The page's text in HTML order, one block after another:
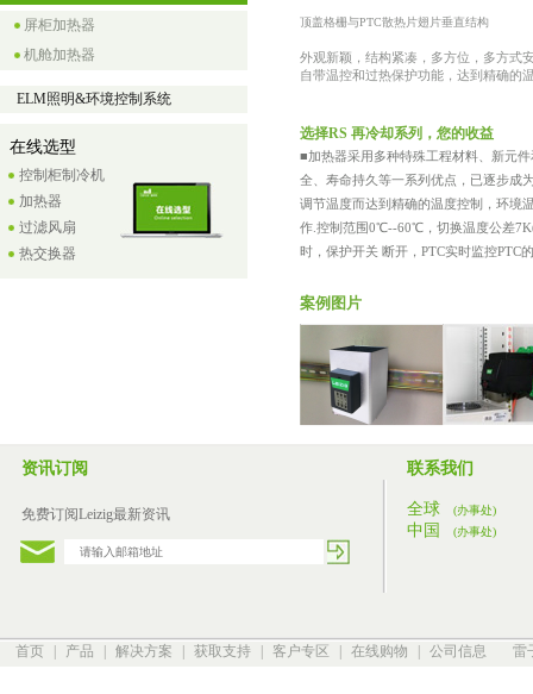
屏柜加热器
机舱加热器
ELM照明&环境控制系统
在线选型
控制柜制冷机
加热器
过滤风扇
热交换器
顶盖格栅与PTC散热片翅片垂直结构
外观新颖，结构紧凑，多方位，多方式
自带温控和过热保护功能，达到精确的
选择RS 再冷却系列，您的收益
■加热器采用多种特殊工程材料、新元
全、寿命持久等一系列优点，已逐步成
调节温度而达到精确的温度控制，环境
作.控制范围0℃--60℃，切换温度公差
时，保护开关 断开，PTC实时监控PTC
案例图片
资讯订阅
免费订阅Leizig最新资讯
联系我们
全球 (办事处)
中国 (办事处)
首页 产品 解决方案 获取支持 客户专区 在线购物 公司信息 雷